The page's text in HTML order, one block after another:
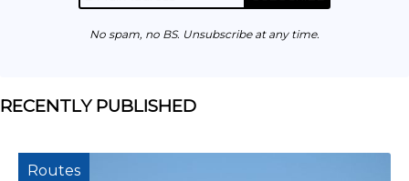
No spam, no BS. Unsubscribe at any time.
RECENTLY PUBLISHED
Routes